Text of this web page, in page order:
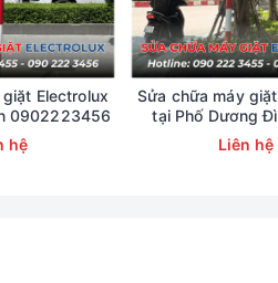
Electrolux
0902223456
hệ
Sửa chữa máy
tại Phố Dương
Liên hệ